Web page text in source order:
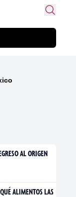
AL ORIGEN
ALIMENTOS LAS